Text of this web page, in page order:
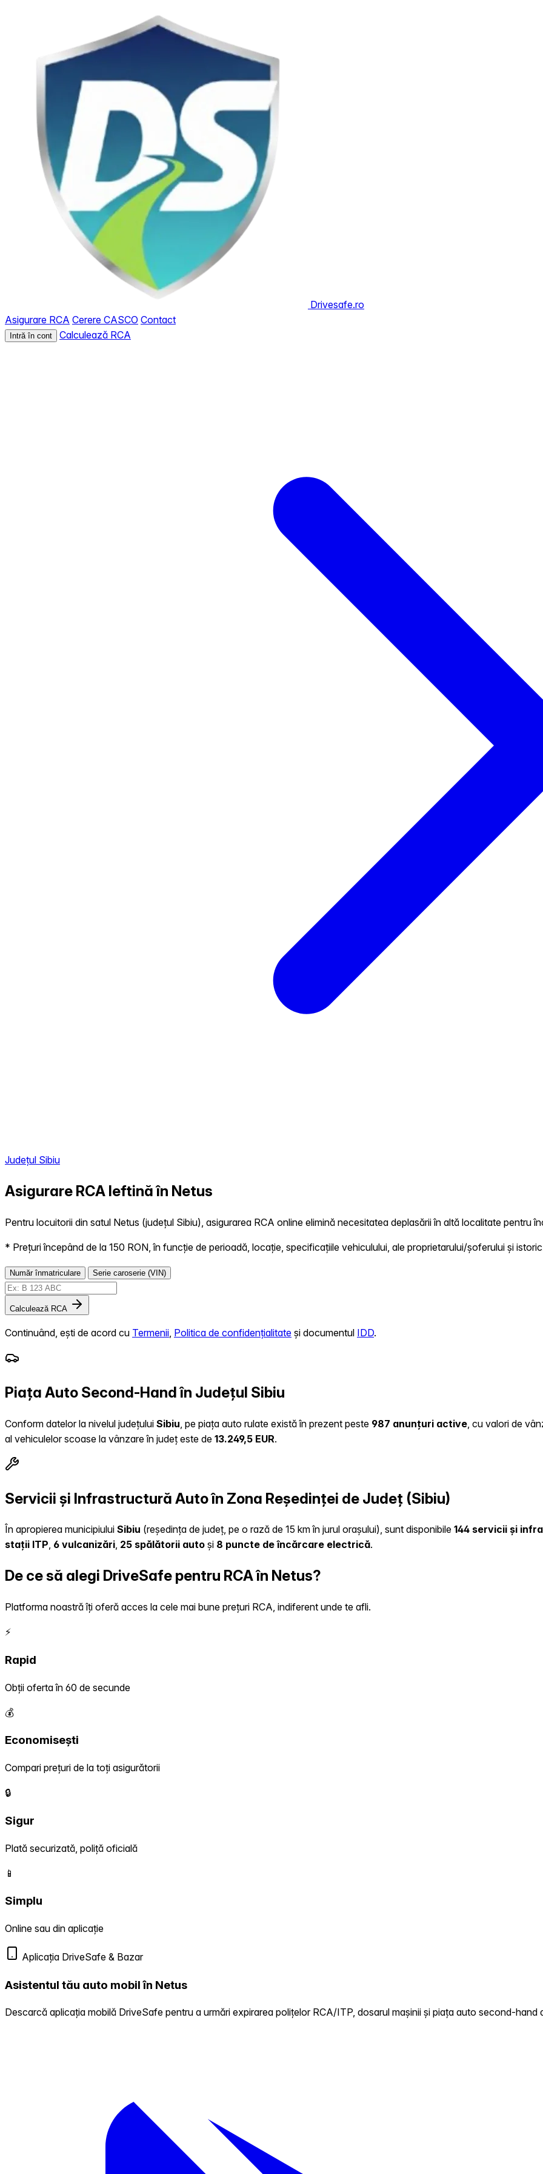
Drivesafe.ro
Asigurare RCA Cerere CASCO Contact
Intră în cont Calculează RCA
Județul Sibiu
Asigurare RCA Ieftină în Netus
Pentru locuitorii din satul Netus (județul Sibiu), asigurarea RCA online elimină necesitatea deplasării în altă localitate pentru
* Prețuri începând de la 150 RON, în funcție de perioadă, locație, specificațiile vehiculului, ale proprietarului/șoferului și
Număr înmatriculare Serie caroserie (VIN)
Calculează RCA
Continuând, ești de acord cu Termenii Politica de confidențialitate și documentul IDD.
Piața Auto Second-Hand în Județul Sibiu
Conform datelor la nivelul județului Sibiu , pe piața auto rulate există în prezent peste 987 anunțuri active , cu valori de
al vehiculelor scoase la vânzare în județ este de 13.249,5 EUR.
Servicii și Infrastructură Auto în Zona Reședinței de Județ (Sibiu)
În apropierea municipiului Sibiu (reședința de județ, pe o rază de 15 km în jurul orașului), sunt disponibile 144 servicii și
stații ITP, 6 vulcanizări, 25 spălătorii auto și 8 puncte de încărcare electrică.
De ce să alegi DriveSafe pentru RCA în Netus?
Platforma noastră îți oferă acces la cele mai bune prețuri RCA, indiferent unde te afli.
⚡
Rapid
Obții oferta în 60 de secunde
💰
Economisești
Compari prețuri de la toți asigurătorii
🔒
Sigur
Plată securizată, poliță oficială
📱
Simplu
Online sau din aplicație
Aplicația DriveSafe & Bazar
Asistentul tău auto mobil în Netus
Descarcă aplicația mobilă DriveSafe pentru a urmări expirarea polițelor RCA/ITP, dosarul mașinii și piața auto second-hand